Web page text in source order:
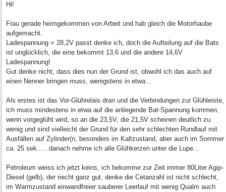
Hi!
Frau gerade heimgekommen von Arbeit und hab gleich die Motorhaube
aufgemacht.
Ladespannung = 28,2V passt denke ich, doch die Aufteilung auf die Bats
ist unglücklich, die eine bekommt 13,6 und die andere 14,6V
Ladespannung!
Gut denke nicht, dass dies nun der Grund ist, obwohl ich das auch auf
einen Nenner bringen muss, wenigstens in etwa...
Als erstes ist das Vor-Glührelais dran und die Verbindungen zur Glühleiste,
ich muss mindestens in etwa auf die anliegende Bat-Spannung kommen,
wenn vorgeglüht wird, so an die 23,5V, die 21,5V scheinen deutlich zu
wenig und sind vielleicht der Grund für den sehr schlechten Rundlauf mit
Ausfällen auf Zylinder(n, besonders im Kaltzustand, aber auch im Sommer
ca. 25 sek......danach nehme ich alle Glühkerzen unter die Lupe...
Petroleum weiss ich jetzt keins, ich bekomme zur Zeit immer 80Liter Agip-
Diesel (gelb), der riecht ganz gut, denke die Cetanzahl ist nicht schlecht,
im Warmzustand einwandfreier sauberer Leerlauf mit wenig Qualm auch